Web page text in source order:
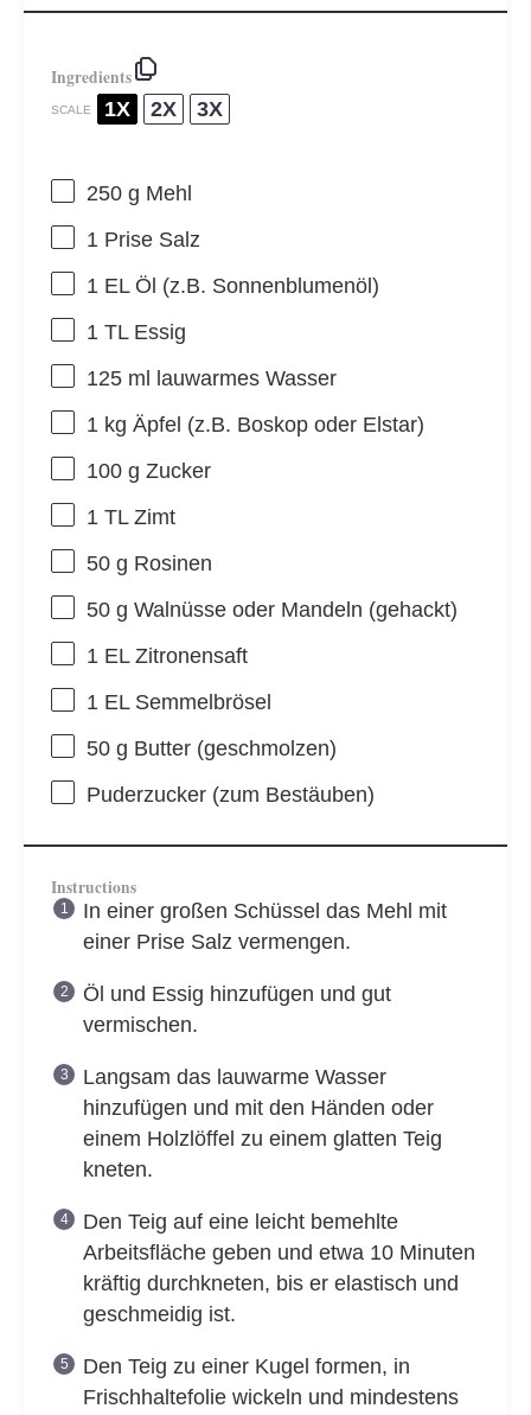
Ingredients
SCALE 1X 2X 3X
250 g Mehl
1Prise Salz
1EL Öl (z.B. Sonnenblumenöl)
1TL Essig
125ml lauwarmes Wasser
1kg Äpfel (z.B. Boskop oder Elstar)
100 g Zucker
1TL Zimt
50 g Rosinen
50 g Walnüsse oder Mandeln (gehackt)
1EL Zitronensaft
1EL Semmelbrösel
50 g Butter (geschmolzen)
Puderzucker (zum Bestäuben)
Instructions
In einer großen Schüssel das Mehl mit
einer Prise Salz vermengen.
Öl und Essig hinzufügen und gut
vermischen.
Langsam das lauwarme Wasser
hinzufügen und mit den Händen oder
einem Holzlöffel zu einem glatten Teig
kneten.
Den Teig auf eine leicht bemehlte
Arbeitsfläche geben und etwa 10 Minuten
kräftig durchkneten, bis er elastisch und
geschmeidig ist.
Den Teig zu einer Kugel formen, in
Frischhaltefolie wickeln und mindestens